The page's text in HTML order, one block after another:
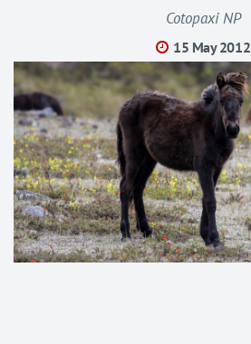
Cotopaxi NP
15 May 2012